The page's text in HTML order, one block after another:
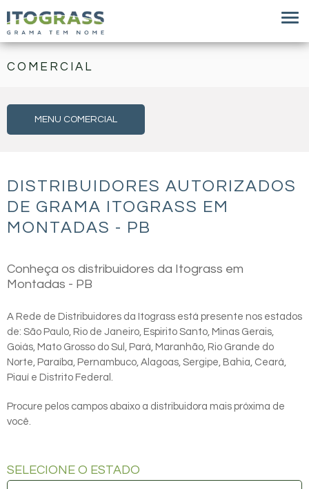
COMERCIAL
MENU COMERCIAL
DISTRIBUIDORES AUTORIZADOS
DE GRAMA ITOGRASS EM
MONTADAS - PB
Conheça os distribuidores da Itograss em
Montadas - PB
A Rede de Distribuidores da Itograss está presente nos estados
de: São Paulo, Rio de Janeiro, Espirito Santo, Minas Gerais,
Goiás, Mato Grosso do Sul, Pará, Maranhão, Rio Grande do
Norte, Paraíba, Pernambuco, Alagoas, Sergipe, Bahia, Ceará,
Piauí e Distrito Federal.
Procure pelos campos abaixo a distribuidora mais próxima de
você.
SELECIONE O ESTADO